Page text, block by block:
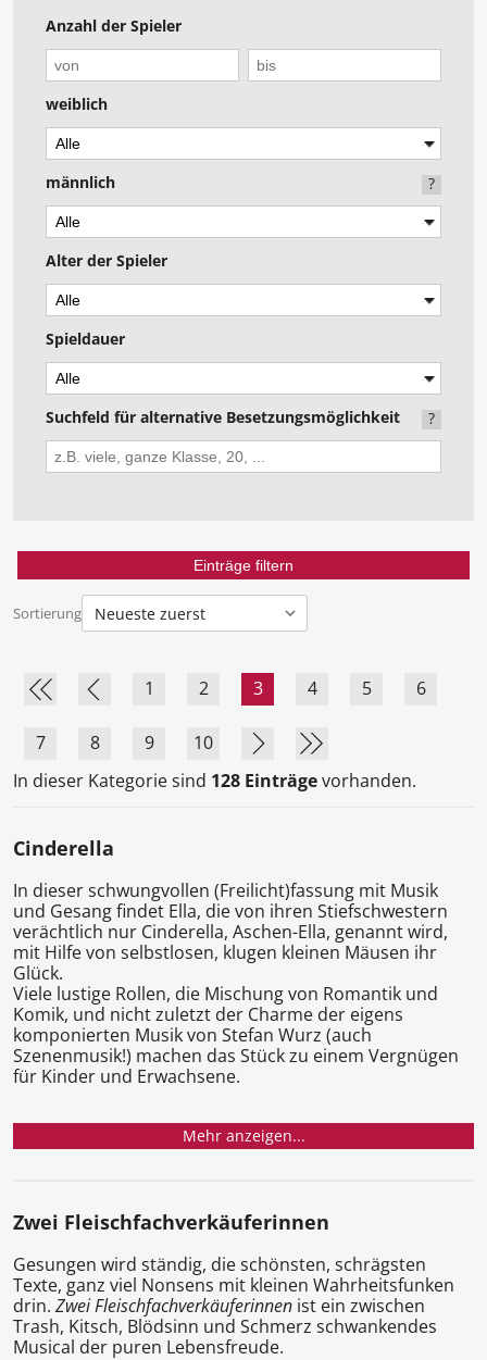
Anzahl der Spieler
weiblich
?
männlich
Alter der Spieler
Spieldauer
?
Suchfeld für alternative Besetzungsmöglichkeit
Sortierung
1 2 3 4 5 6
7 8 9
10
In dieser Kategorie sind 128 Einträgevorhanden.
Cinderella
In dieser schwungvollen (Freilicht)fassung mit Musik
und Gesang findet Ella, die von ihren Stiefschwestern
verächtlich nur Cinderella, Aschen-Ella, genannt wird,
mit Hilfe von selbstlosen, klugen kleinen Mäusen ihr
Glück.
Viele lustige Rollen, die Mischung von Romantik und
Komik, und nicht zuletzt der Charme der eigens
komponierten Musik von Stefan Wurz (auch
Szenenmusik!) machen das Stück zu einem Vergnügen
für Kinder und Erwachsene.
Mehr anzeigen...
Zwei Fleischfachverkäuferinnen
Gesungen wird ständig, die schönsten, schrägsten
Texte, ganz viel Nonsens mit kleinen Wahrheitsfunken
drin. Zwei Fleischfachverkäuferinnen ist ein zwischen
Trash, Kitsch, Blödsinn und Schmerz schwankendes
Musical der puren Lebensfreude.